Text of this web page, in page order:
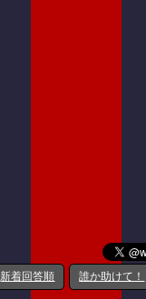
新着回答順 誰か助けて！